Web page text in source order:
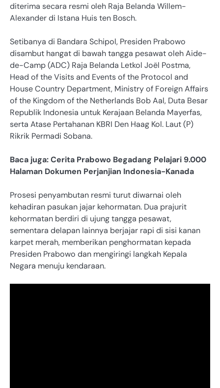
diterima secara resmi oleh Raja Belanda Willem-
Alexander di Istana Huis ten Bosch.
Setibanya di Bandara Schipol, Presiden Prabowo
disambut hangat di bawah tangga pesawat oleh Aide-
de-Camp (ADC) Raja Belanda Letkol Joël Postma,
Head of the Visits and Events of the Protocol and
House Country Department, Ministry of Foreign Affairs
of the Kingdom of the Netherlands Bob Aal, Duta Besar
Republik Indonesia untuk Kerajaan Belanda Mayerfas,
serta Atase Pertahanan KBRI Den Haag Kol. Laut (P)
Rikrik Permadi Sobana.
Baca juga: Cerita Prabowo Begadang Pelajari 9.000
Halaman Dokumen Perjanjian Indonesia-Kanada
Prosesi penyambutan resmi turut diwarnai oleh
kehadiran pasukan jajar kehormatan. Dua prajurit
kehormatan berdiri di ujung tangga pesawat,
sementara delapan lainnya berjajar rapi di sisi kanan
karpet merah, memberikan penghormatan kepada
Presiden Prabowo dan mengiringi langkah Kepala
Negara menuju kendaraan.